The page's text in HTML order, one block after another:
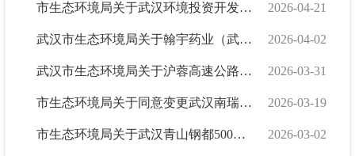
市生态环境局关于武汉环境投资开发集团有限公司危险废物经营许可证续证的批复 2026-04-21
武汉市生态环境局关于翰宇药业（武汉） 有限公司多肽药物产线及绿色智能化扩... 2026-04-02
武汉市生态环境局关于沪蓉高速公路新集至东西湖段改扩建工程环境影响报告表的... 2026-03-31
市生态环境局关于同意变更武汉南瑞祥环保有限公司危险废物经营许可证住所及经... 2026-03-19
市生态环境局关于武汉青山钢都500千伏主变扩建220千伏送出工程建设项目环境影... 2026-03-02